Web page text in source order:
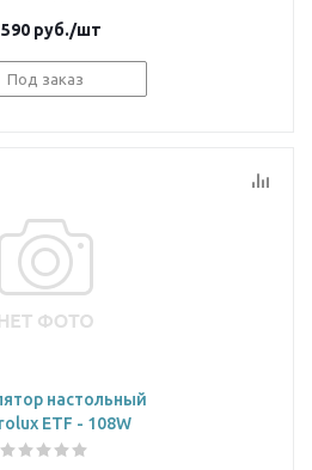
руб./шт
Под заказ
настольный
ETF - 108W